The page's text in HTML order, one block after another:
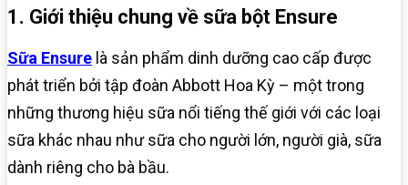
1. Giới thiệu chung về sữa bột Ensure
Sữa Ensure là sản phẩm dinh dưỡng cao cấp được
phát triển bởi tập đoàn Abbott Hoa Kỳ – một trong
những thương hiệu sữa nổi tiếng thế giới với các loại
sữa khác nhau như sữa cho người lớn, người già, sữa
dành riêng cho bà bầu.